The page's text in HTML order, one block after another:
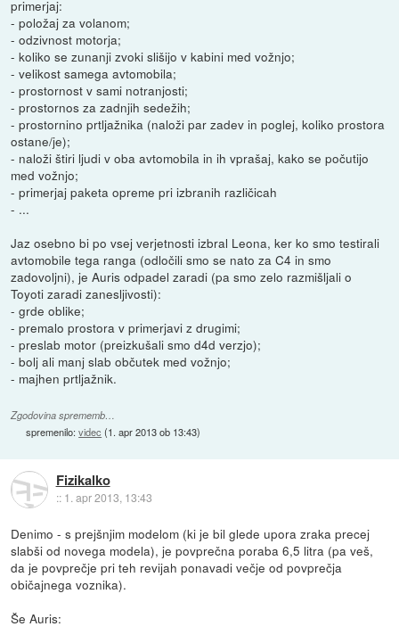
primerjaj:
- položaj za volanom;
- odzivnost motorja;
- koliko se zunanji zvoki slišijo v kabini med vožnjo;
- velikost samega avtomobila;
- prostornost v sami notranjosti;
- prostornos za zadnjih sedežih;
- prostornino prtljažnika (naloži par zadev in poglej, koliko prostora
ostane/je);
- naloži štiri ljudi v oba avtomobila in ih vprašaj, kako se počutijo
med vožnjo;
- primerjaj paketa opreme pri izbranih različicah
- ...
Jaz osebno bi po vsej verjetnosti izbral Leona, ker ko smo testirali
avtomobile tega ranga (odločili smo se nato za C4 in smo
zadovoljni), je Auris odpadel zaradi (pa smo zelo razmišljali o
Toyoti zaradi zanesljivosti):
- grde oblike;
- premalo prostora v primerjavi z drugimi;
- preslab motor (preizkušali smo d4d verzjo);
- bolj ali manj slab občutek med vožnjo;
- majhen prtljažnik.
Zgodovina sprememb…
spremenilo:videc (1. apr 2013 ob 13:43)
Fizikalko
:: 1. apr 2013, 13:43
Denimo - s prejšnjim modelom (ki je bil glede upora zraka precej
slabši od novega modela), je povprečna poraba 6,5 litra (pa veš,
da je povprečje pri teh revijah ponavadi večje od povprečja
običajnega voznika).
Še Auris: